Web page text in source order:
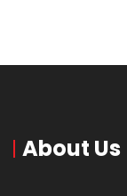
About Us